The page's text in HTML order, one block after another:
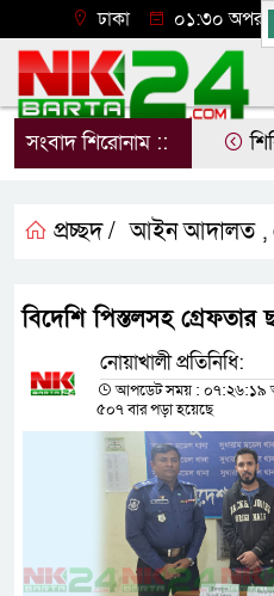
ঢাকা ০১:৩০
সংবাদ শিরোনাম ::
প্রচ্ছদ / আইন আদালত ,
বিদেশি পিস্তলসহ গ্রেফতার
নোয়াখালী প্রতিনিধি:
আপডেট সময় : ০৭:২৬:১৯
৫০৭ বার পড়া হয়েছে